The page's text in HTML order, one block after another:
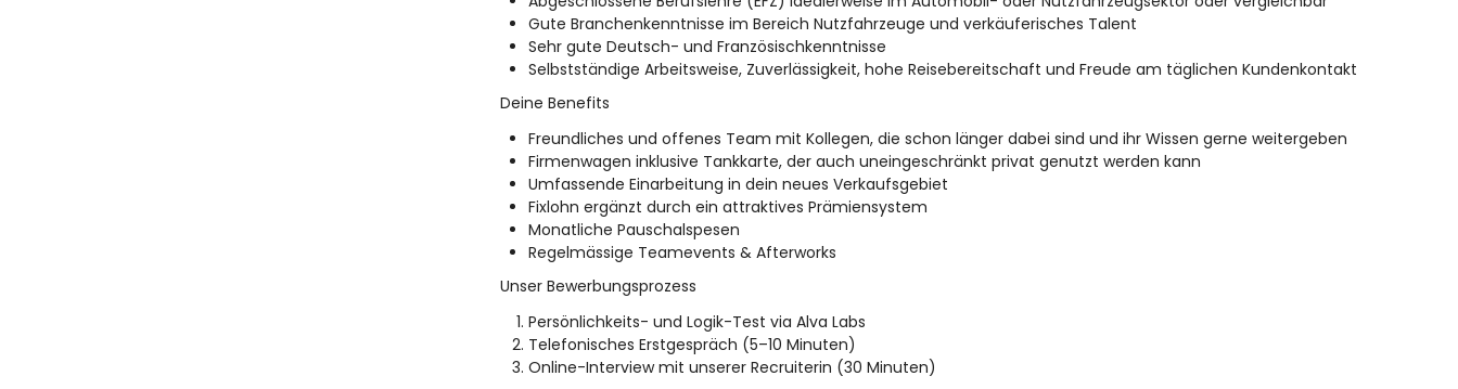
Gute Branchenkenntnisse im Bereich Nutzfahrzeuge und verkäuferisches Talent
Sehr gute Deutsch- und Französischkenntnisse
Selbstständige Arbeitsweise, Zuverlässigkeit, hohe Reisebereitschaft und Freude am täglichen Kundenkontakt
Deine Benefits
Freundliches und offenes Team mit Kollegen, die schon länger dabei sind und ihr Wissen gerne weitergeben
Firmenwagen inklusive Tankkarte, der auch uneingeschränkt privat genutzt werden kann
Umfassende Einarbeitung in dein neues Verkaufsgebiet
Fixlohn ergänzt durch ein attraktives Prämiensystem
Monatliche Pauschalspesen
Regelmässige Teamevents & Afterworks
Unser Bewerbungsprozess
Persönlichkeits- und Logik-Test via Alva Labs
Telefonisches Erstgespräch (5–10 Minuten)
Online-Interview mit unserer Recruiterin (30 Minuten)